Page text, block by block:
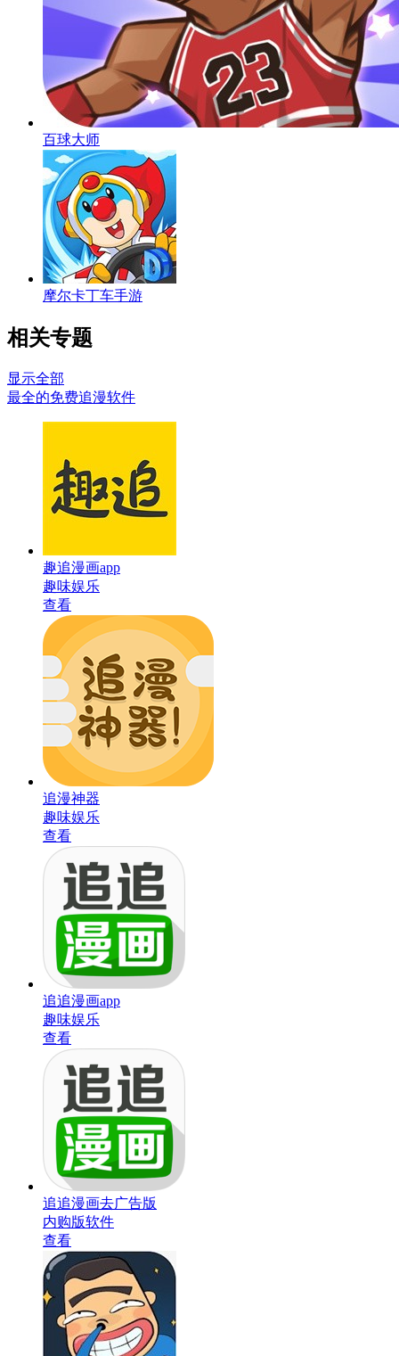
百球大师
摩尔卡丁车手游
相关专题
显示全部
最全的免费追漫软件
趣追漫画app
趣味娱乐
查看
追漫神器
趣味娱乐
查看
追追漫画app
趣味娱乐
查看
追追漫画去广告版
内购版软件
查看